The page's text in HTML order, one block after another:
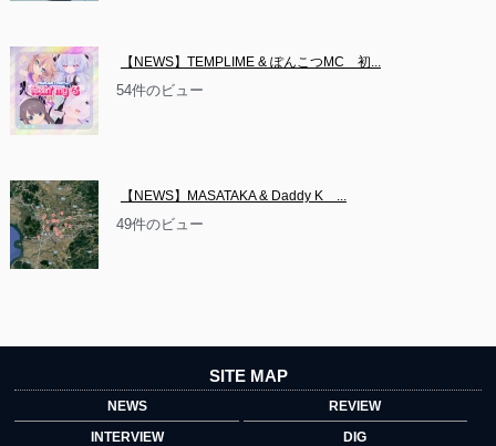
【NEWS】TEMPLIME & ぽんこつMC　初...
54件のビュー
【NEWS】MASATAKA & Daddy K　...
49件のビュー
SITE MAP
NEWS
REVIEW
INTERVIEW
DIG